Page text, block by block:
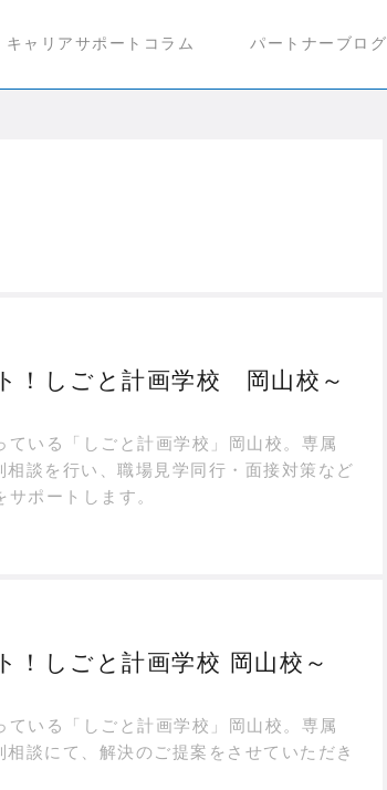
キャリアサポートコラム パートナーブログ
！しごと計画学校 岡山校～
ている「しごと計画学校」岡山校。専属
相談を行い、職場見学同行・面接対策など
サポートします。
！しごと計画学校 岡山校～
ている「しごと計画学校」岡山校。専属
談にて、解決のご提案をさせていただき